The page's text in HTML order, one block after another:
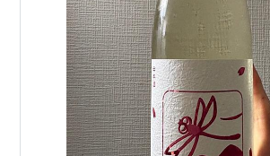
十郎（リキュール）
主な製品 ： 清酒、リキュール（梅
米麹味噌
≪その他≫
U R L：http://www.izumibashi.com
ブログ：http://d.hatena.ne.jp/